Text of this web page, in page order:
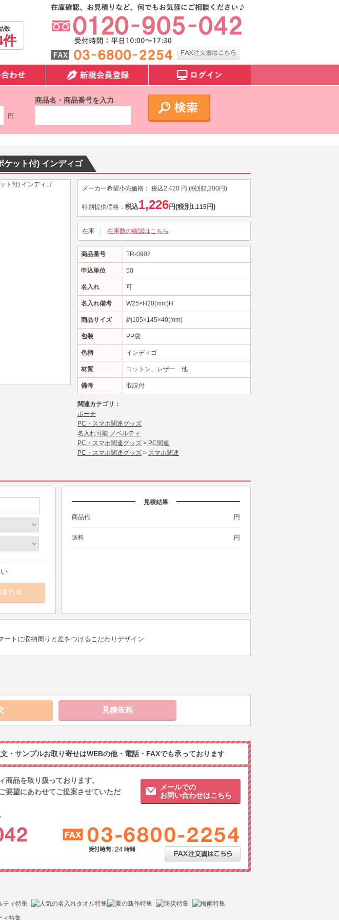
数
件
円
商品名・商品番号を入力
ケット付) インディゴ
メーカー希望小売価格： 税込2,420 円 (税別 2,200円)
特別提供価格： 税込1,226円(税別 1,115円)
在庫 在庫数の確認はこちら
商品番号 TR-0902
申込単位 50
名入れ 可
名入れ備考 W25×H20(mm)H
商品サイズ 約105×145×40(mm)
包装 PP袋
色柄 インディゴ
材質 コットン、レザー 他
備考 取説付
関連カテゴリ：
ポーチ
PC・スマホ関連グッズ
名入れ可能 ノベルティ
PC・スマホ関連グッズ > PC関連
PC・スマホ関連グッズ > スマホ関連
見積結果
商品代 円
送料 円
トに収納周りと差をつけるこだわりデザイン
・サンプルお取り寄せはWEBの他・電話・FAXでも承っております
品を取り扱っております。
要望にあわせてご提案させていただ
メールでの
お問い合わせはこちら